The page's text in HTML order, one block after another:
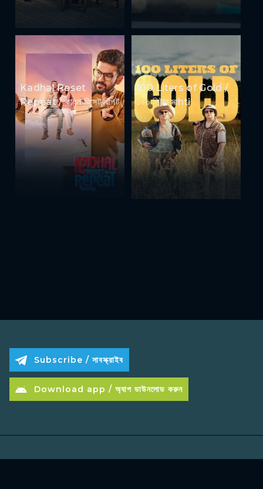
Kadhal Reset
Repeat / কাধল রিসেট রিপিট
100 Liters of Gold /
১০০ লিটার সাhti
Subscribe / সাবস্ক্রাইব
Download app / অ্যাপ ডাউনলোড করুন